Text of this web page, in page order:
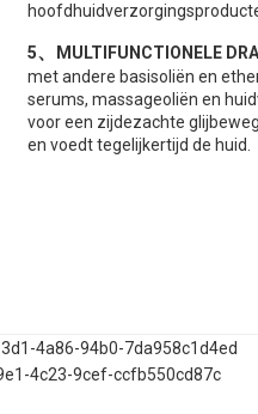
5、 MULTIFUNCTIONELE
met andere basisoliën en
serums, massageoliën en
voor een zijdezachte
en voedt tegelijkertijd de huid.